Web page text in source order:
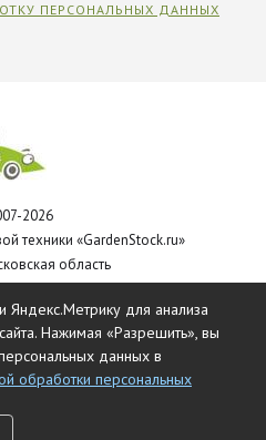
ПЕРСОНАЛЬНЫХ ДАННЫХ
2026
техники «GardenStock.ru»
область
для анализа
Нажимая «Разрешить», вы
данных в
обработки персональных